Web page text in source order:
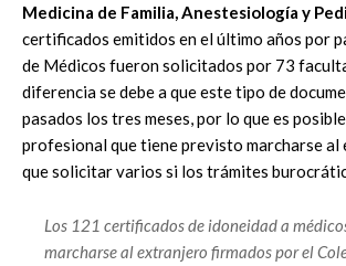
Medicina de Familia, Anestesiología y
certificados emitidos en el último años por
de Médicos fueron solicitados por 73
diferencia se debe a que este tipo de
pasados los tres meses, por lo que es
profesional que tiene previsto marcharse
que solicitar varios si los trámites
Los 121 certificados de idoneidad a
marcharse al extranjero firmados por el